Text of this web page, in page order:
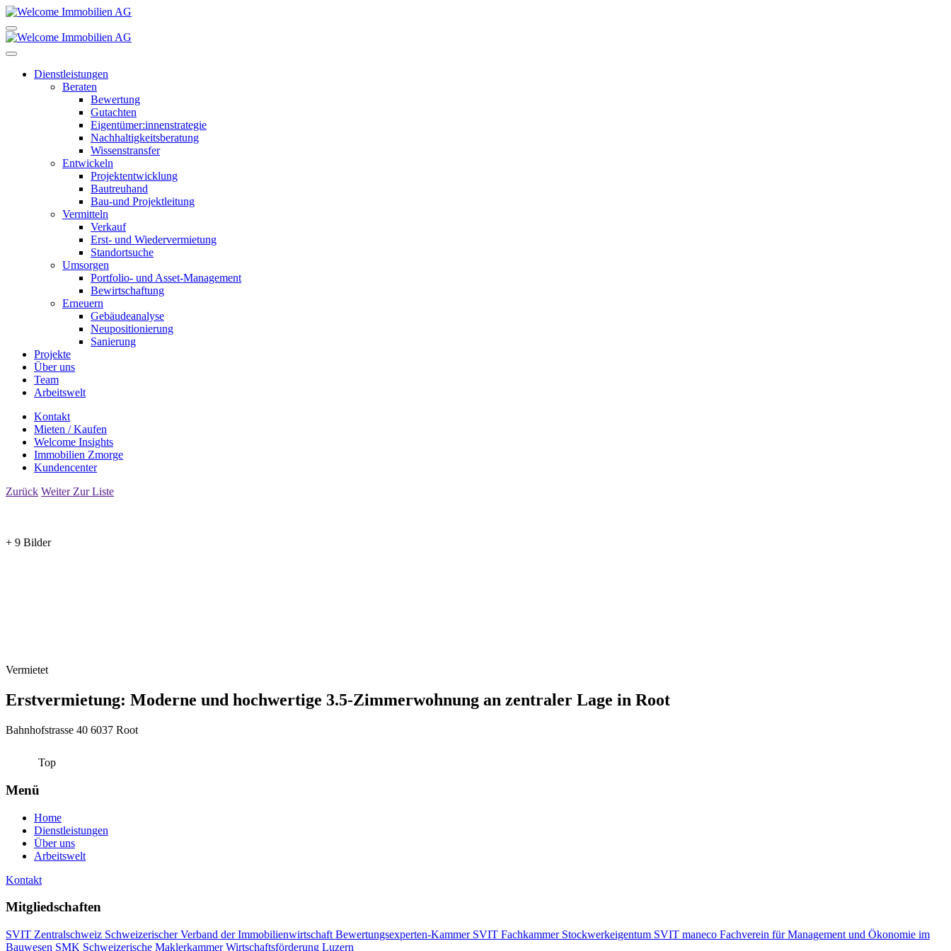
Dienstleistungen
Beraten
Bewertung
Gutachten
Eigentümer:innenstrategie
Nachhaltigkeitsberatung
Wissenstransfer
Entwickeln
Projektentwicklung
Bautreuhand
Bau-und Projektleitung
Vermitteln
Verkauf
Erst- und Wiedervermietung
Standortsuche
Umsorgen
Portfolio- und Asset-Management
Bewirtschaftung
Erneuern
Gebäudeanalyse
Neupositionierung
Sanierung
Projekte
Über uns
Team
Arbeitswelt
Kontakt
Mieten / Kaufen
Welcome Insights
Immobilien Zmorge
Kundencenter
Zurück Weiter Zur Liste
+ 9 Bilder
Vermietet
Erstvermietung: Moderne und hochwertige 3.5-Zimmerwohnung an zentraler Lage in Root
Bahnhofstrasse 40 6037 Root
Top
Menü
Home
Dienstleistungen
Über uns
Arbeitswelt
Kontakt
Mitgliedschaften
SVIT Zentralschweiz Schweizerischer Verband der Immobilienwirtschaft Bewertungsexperten-Kammer SVIT Fachkammer Stockwerkeigentum SVIT maneco Fachverein für Management und Ökonomie im
Bauwesen SMK Schweizerische MaklerkammerWirtschaftsförderung Luzern